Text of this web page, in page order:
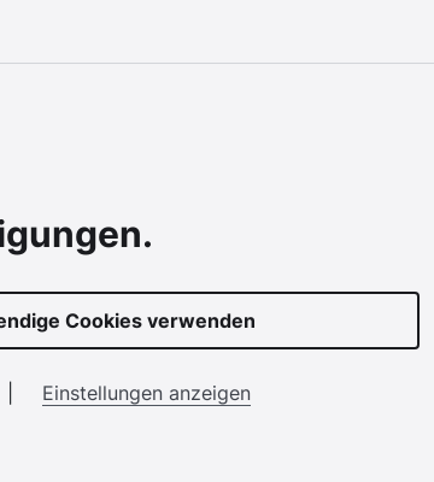
Einstellungen anzeigen
Cookies verwenden